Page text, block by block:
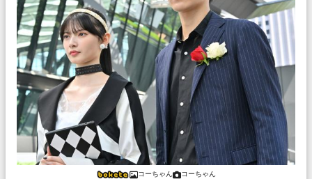
コーちゃん コーちゃん